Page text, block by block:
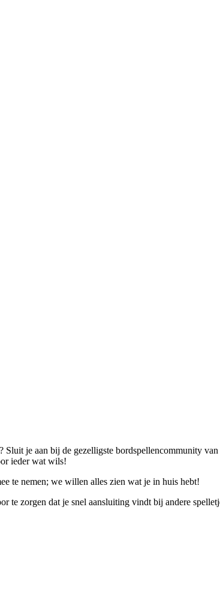
je aan bij de gezelligste bordspellencommunity
ieder wat wils!
te nemen; we willen alles zien wat je in huis hebt!
zorgen dat je snel aansluiting vindt bij andere